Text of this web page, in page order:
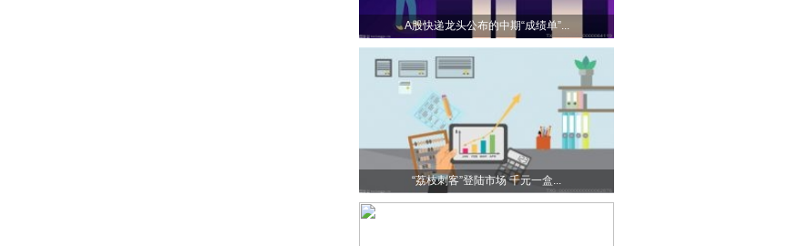
A股快递龙头公布的中期“成绩单”...
“荔枝刺客”登陆市场 千元一盒...